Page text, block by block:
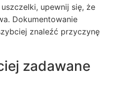
upewnij się, że
Dokumentowanie
znaleźć przyczynę
zadawane